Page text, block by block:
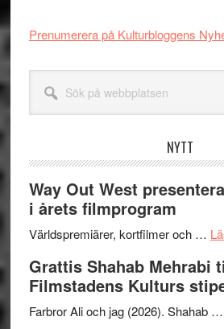
Prenumerera på Kulturbloggens
webbplatsen
NYTT
Way Out West
i årets filmprogram
Världspremiärer, kortfilmer och …
Grattis Shahab Mehrabi
Filmstadens Kulturs
Farbror Ali och jag (2026). Shahab …